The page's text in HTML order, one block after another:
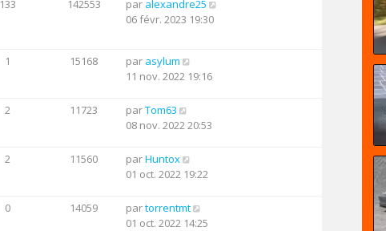
133 142553 par alexandre25
06 févr. 2023 19:30
1 15168 par asylum
11 nov. 2022 19:16
2 11723 parTom63
08 nov. 2022 20:53
2 11560 parHuntox
01 oct. 2022 19:22
0 14059 partorrentmt
01 oct. 2022 14:25